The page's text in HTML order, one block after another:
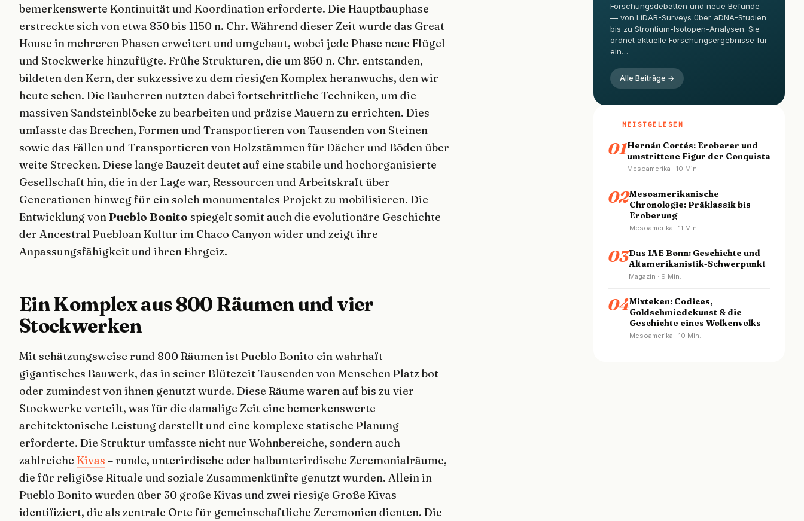
bemerkenswerte Kontinuität und Koordination erforderte. Die Hauptbauphase
erstreckte sich von etwa 850 bis 1150 n. Chr. Während dieser Zeit wurde das Great
House in mehreren Phasen erweitert und umgebaut, wobei jede Phase neue Flügel
und Stockwerke hinzufügte. Frühe Strukturen, die um 850 n. Chr. entstanden,
bildeten den Kern, der sukzessive zu dem riesigen Komplex heranwuchs, den wir
heute sehen. Die Bauherren nutzten dabei fortschrittliche Techniken, um die
massiven Sandsteinblöcke zu bearbeiten und präzise Mauern zu errichten. Dies
umfasste das Brechen, Formen und Transportieren von Tausenden von Steinen
sowie das Fällen und Transportieren von Holzstämmen für Dächer und Böden über
weite Strecken. Diese lange Bauzeit deutet auf eine stabile und hochorganisierte
Gesellschaft hin, die in der Lage war, Ressourcen und Arbeitskraft über
Generationen hinweg für ein solch monumentales Projekt zu mobilisieren. Die
Entwicklung vonPueblo Bonito spiegelt somit auch die evolutionäre Geschichte
der Ancestral Puebloan Kultur im Chaco Canyon wider und zeigt ihre
Anpassungsfähigkeit und ihren Ehrgeiz.
Ein Komplex aus 800 Räumen und vier
Stockwerken
Mit schätzungsweise rund 800 Räumen ist Pueblo Bonito ein wahrhaft
gigantisches Bauwerk, das in seiner Blütezeit Tausenden von Menschen Platz bot
oder zumindest von ihnen genutzt wurde. Diese Räume waren auf bis zu vier
Stockwerke verteilt, was für die damalige Zeit eine bemerkenswerte
architektonische Leistung darstellt und eine komplexe statische Planung
erforderte. Die Struktur umfasste nicht nur Wohnbereiche, sondern auch
zahlreiche Kivas – runde, unterirdische oder halbunterirdische Zeremonialräume,
die für religiöse Rituale und soziale Zusammenkünfte genutzt wurden. Allein in
Pueblo Bonito wurden über 30 große Kivas und zwei riesige Große Kivas
identifiziert, die als zentrale Orte für gemeinschaftliche Zeremonien dienten. Die
Forschungsdebatten und neue Befunde
— von LiDAR-Surveys über aDNA-Studien
bis zu Strontium-Isotopen-Analysen. Sie
ordnet aktuelle Forschungsergebnisse für
ein…
Alle Beiträge →
MEISTGELESEN
01Hernán Cortés: Eroberer und
umstrittene Figur der Conquista
Mesoamerika · 10 Min.
02Mesoamerikanische
Chronologie: Präklassik bis
Eroberung
Mesoamerika · 11 Min.
03Das IAE Bonn: Geschichte und
Altamerikanistik-Schwerpunkt
Magazin · 9 Min.
04Mixteken: Codices,
Goldschmiedekunst & die
Geschichte eines Wolkenvolks
Mesoamerika · 10 Min.